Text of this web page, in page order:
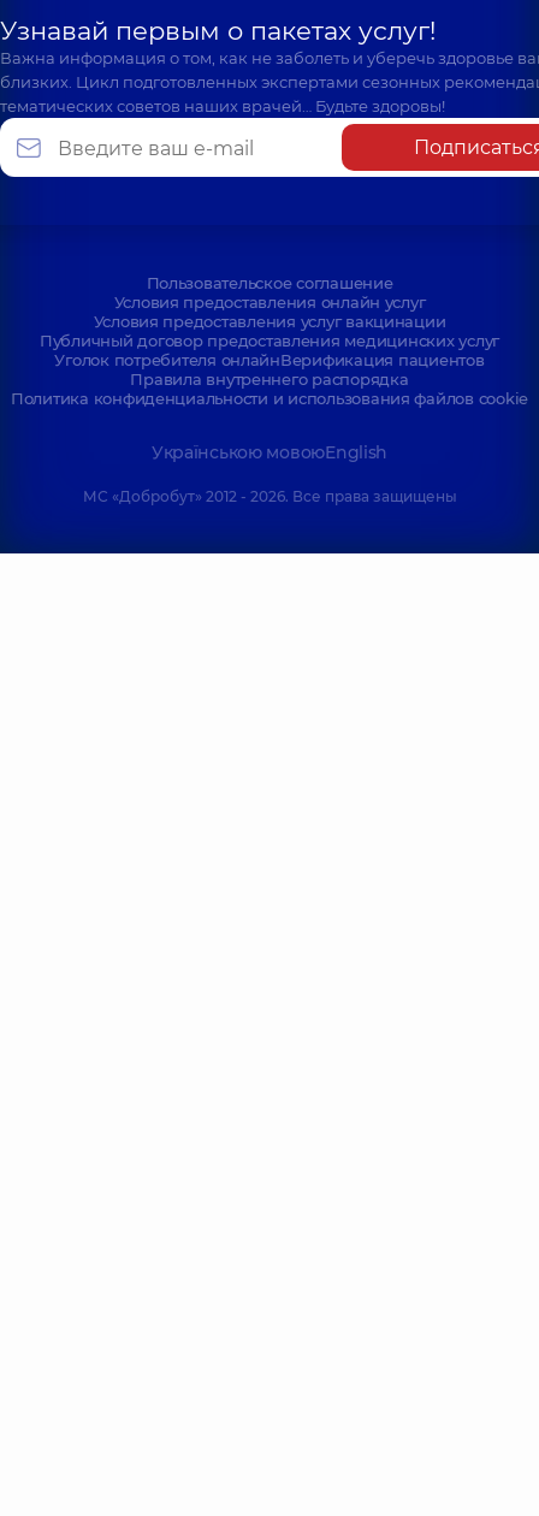
Узнавай первым о пакетах услуг!
Важна информация о том, как не заболеть и уберечь здоровье
близких. Цикл подготовленных экспертами сезонных
тематических советов наших врачей… Будьте здоровы!
Пользовательское соглашение
Условия предоставления онлайн услуг
Условия предоставления услуг вакцинации
Публичный договор предоставления медицинских услуг
Уголок потребителя онлайнВерификация пациентов
Правила внутреннего распорядка
Политика конфиденциальности и использования файлов cookie
Українською мовоюEnglish
МС «Добробут» 2012 - 2026. Все права защищены